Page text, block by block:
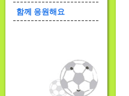
함께 응원해요